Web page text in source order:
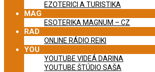
EZOTERICI A TURISTIKA
MAG
ESOTERIKA MAGNUM – CZ
RAD
ONLINE RÁDIO REIKI
YOU
YOUTUBE VIDEÁ DARINA
YOUTUBE ŠTÚDIO SAŠA